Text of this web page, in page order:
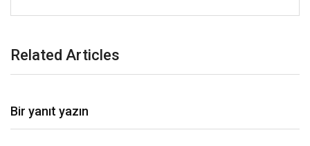
Related Articles
Bir yanıt yazın